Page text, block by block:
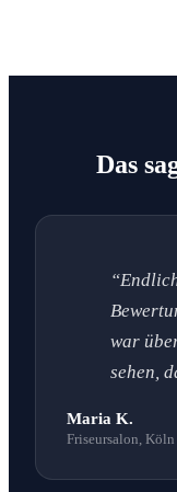
Das
war
sehen,
Maria K.
Friseursalon, Köln